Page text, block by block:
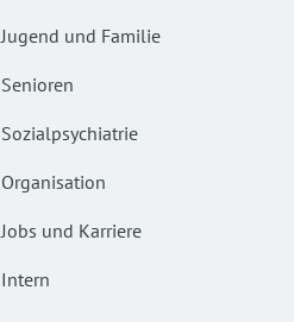
Jugend und Familie
Senioren
Sozialpsychiatrie
Organisation
Jobs und Karriere
Intern